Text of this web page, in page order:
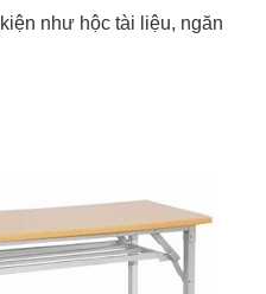
như hộc tài liệu, ngăn